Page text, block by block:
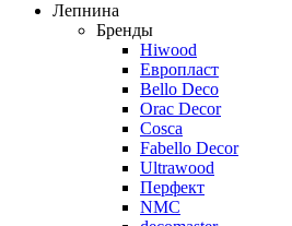
Лепнина
Бренды
Hiwood
Европласт
Bello Deco
Orac Decor
Cosca
Fabello Decor
Ultrawood
Перфект
NMC